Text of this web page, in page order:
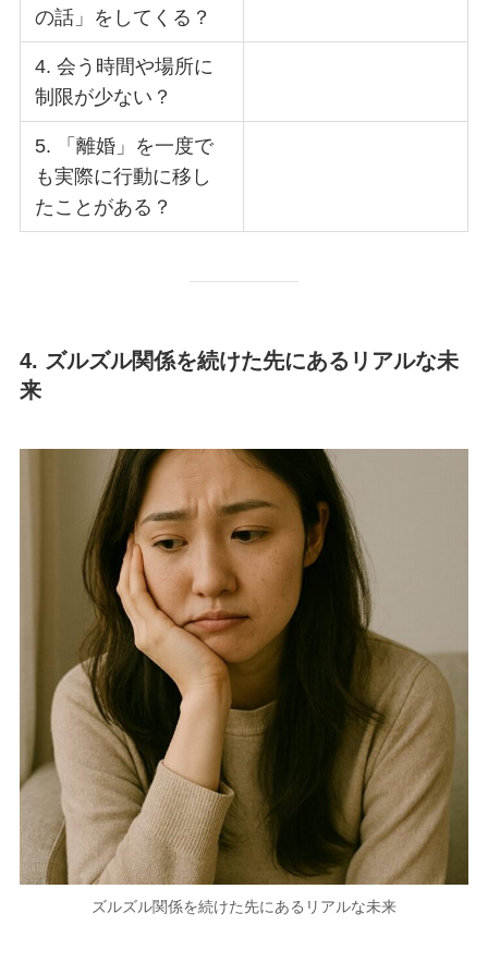
の話」をしてくる？
4. 会う時間や場所に
制限が少ない？
5. 「離婚」を一度で
も実際に行動に移し
たことがある？
4. ズルズル関係を続けた先にあるリアルな未
来
ズルズル関係を続けた先にあるリアルな未来